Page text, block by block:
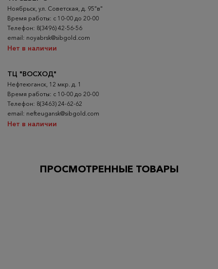
Ноябрьск, ул. Советская, д. 95"в"
Время работы: с 10-00 до 20-00
Телефон: 8(3496) 42-56-56
email: noyabrsk@sibgold.com
Нет в наличии
ТЦ "ВОСХОД"
Нефтеюганск, 12 мкр. д. 1
Время работы: с 10-00 до 20-00
Телефон: 8(3463) 24-62-62
email: nefteugansk@sibgold.com
Нет в наличии
ПРОСМОТРЕННЫЕ ТОВАРЫ